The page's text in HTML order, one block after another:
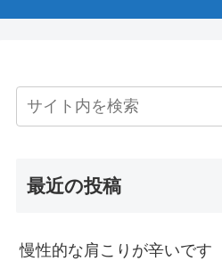
最近の投稿
慢性的な肩こりが辛いです